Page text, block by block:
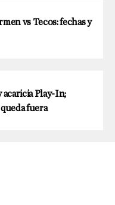
vs Tecos: fechas y
acaricia Play-In;
fuera